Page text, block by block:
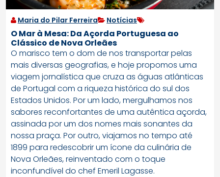
Maria do Pilar Ferreira Notícias
O Mar à Mesa: Da Açorda Portuguesa ao
Clássico de Nova Orleães
O marisco tem o dom de nos transportar pelas
mais diversas geografias, e hoje propomos uma
viagem jornalística que cruza as águas atlânticas
de Portugal com a riqueza histórica do sul dos
Estados Unidos. Por um lado, mergulhamos nos
sabores reconfortantes de uma autêntica açorda,
assinada por um dos nomes mais sonantes da
nossa praça. Por outro, viajamos no tempo até
1899 para redescobrir um ícone da culinária de
Nova Orleães, reinventado com o toque
inconfundível do chef Emeril Lagasse.